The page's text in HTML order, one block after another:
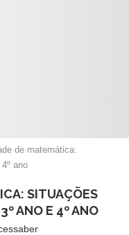
de matemática:
ano
SITUAÇÕES
ANO E 4º ANO